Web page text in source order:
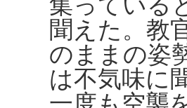
集っている
聞えた。教
のままの姿
は不気味に